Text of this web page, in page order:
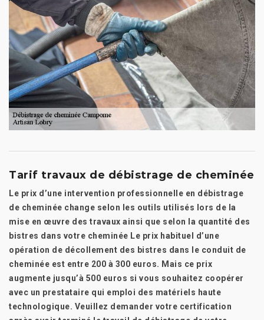
Tarif travaux de débistrage de cheminée
Le prix d’une intervention professionnelle en débistrage
de cheminée change selon les outils utilisés lors de la
mise en œuvre des travaux ainsi que selon la quantité des
bistres dans votre cheminée Le prix habituel d’une
opération de décollement des bistres dans le conduit de
cheminée est entre 200 à 300 euros. Mais ce prix
augmente jusqu’à 500 euros si vous souhaitez coopérer
avec un prestataire qui emploi des matériels haute
technologique. Veuillez demander votre certification